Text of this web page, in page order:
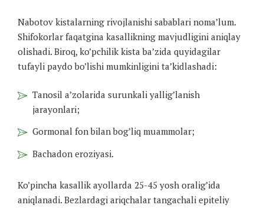
Nabotov kistalarning rivojlanishi sabablari noma’lum.
Shifokorlar faqatgina kasallikning mavjudligini aniqlay
olishadi. Biroq, ko’pchilik kista ba’zida quyidagilar
tufayli paydo bo’lishi mumkinligini ta’kidlashadi:
Tanosil a’zolarida surunkali yallig’lanish
jarayonlari;
Gormonal fon bilan bog’liq muammolar;
Bachadon eroziyasi.
Ko’pincha kasallik ayollarda 25-45 yosh oralig’ida
aniqlanadi. Bezlardagi ariqchalar tangachali epiteliy